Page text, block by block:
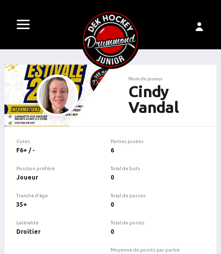
Nom du joueur
Cindy
Vandal
Cotes
F6+ / -
Position préféré
Joueur
Tranche d'âge
35+
Latéralité
Droitier
Parties jouées
6
Total de buts
0
Total de passes
0
Total de points
0
Moyenne de points par partie